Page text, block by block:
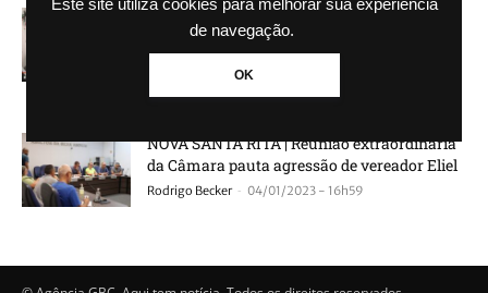
Este site utiliza cookies para melhorar sua experiência
de navegação.
OK
NOVA SANTA RITA | Câmara aprova
abertura de comissão processante contra
NOVA SANTA RITA | Reunião extraordinária
da Câmara pauta agressão de vereador Eliel
Rodrigo Becker - 04/01/2023 - 16h59